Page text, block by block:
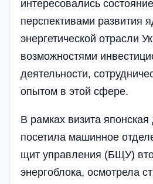
интересовались
перспективами развития
энергетической отрасли
возможностями
деятельности,
опытом в этой сфере.
В рамках визита японская
посетила машинное
щит управления (БЩУ)
энергоблока, осмотрела